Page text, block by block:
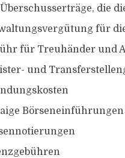
die
für
für Treuhänder und
und
Börseneinführungen